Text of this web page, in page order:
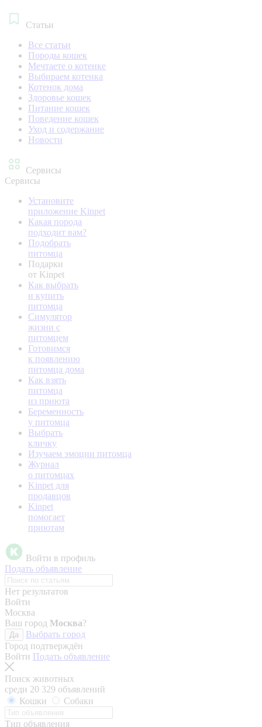
Статьи
Все статьи
Породы кошек
Мечтаете о котенке
Выбираем котенка
Котенок дома
Здоровье кошек
Питание кошек
Поведение кошек
Уход и содержание
Новости
Сервисы
Сервисы
Установите
приложение Kinpet
Какая порода
подходит вам?
Подобрать
питомца
Подарки
от Kinpet
Как выбрать
и купить
питомца
Симулятор
жизни с
питомцем
Готовимся
к появлению
питомца дома
Как взять
питомца
из приюта
Беременность
у питомца
Выбрать
кличку
Изучаем эмоции питомца
Журнал
о питомцах
Kinpet для
продавцов
Kinpet
помогает
приютам
Войти в профиль
Подать объявление
Нет результатов
Войти
Москва
Ваш город Москва?
Да
Выбрать город
Город подтверждён
Войти Подать объявление
Поиск животных
среди 20 329 объявлений
Кошки
Собаки
Тип объявления